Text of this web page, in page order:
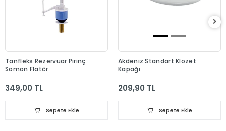
Tanfleks Rezervuar Pirinç
Somon Flatör
349,00 TL
Sepete Ekle
Akdeniz Standart Klozet
Kapağı
209,90 TL
Sepete Ekle